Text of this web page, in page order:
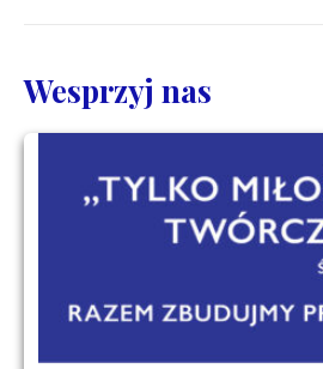
Wesprzyj nas